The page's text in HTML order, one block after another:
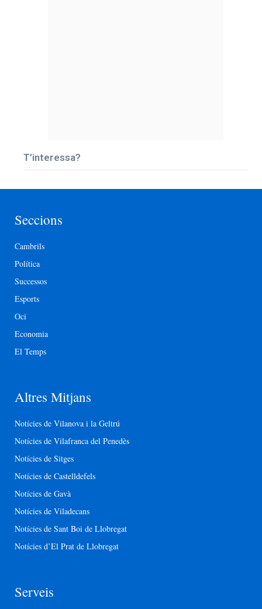
T’interessa?
Seccions
Cambrils
Política
Successos
Esports
Oci
Economia
El Temps
Altres Mitjans
Notícies de Vilanova i la Geltrú
Notícies de Vilafranca del Penedès
Notícies de Sitges
Notícies de Castelldefels
Notícies de Gavà
Notícies de Viladecans
Notícies de Sant Boi de Llobregat
Notícies d’El Prat de Llobregat
Serveis